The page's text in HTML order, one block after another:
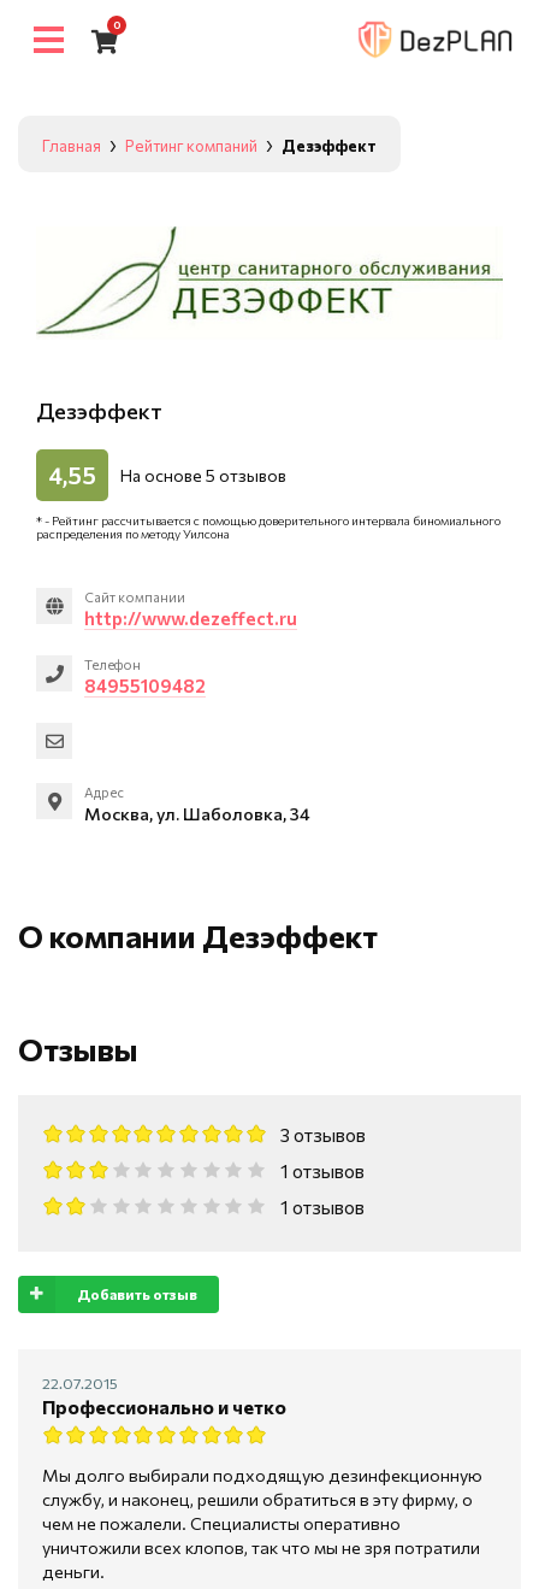
0
Главная Рейтинг компаний Дезэффект
Дезэффект
4,55 На основе 5 отзывов
* - Рейтинг рассчитывается с помощью доверительного интервала биномиального
распределения по методу Уилсона
Сайт компании
http://www.dezeffect.ru
Телефон
84955109482
Адрес
Москва, ул. Шаболовка, 34
О компании Дезэффект
Отзывы
3 отзывов
1 отзывов
1 отзывов
Добавить отзыв
22.07.2015
Профессионально и четко
Мы долго выбирали подходящую дезинфекционную
службу, и наконец, решили обратиться в эту фирму, о
чем не пожалели. Специалисты оперативно
уничтожили всех клопов, так что мы не зря потратили
деньги.